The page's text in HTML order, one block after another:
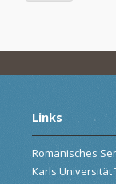
Links
Romanisches
Karls Universität